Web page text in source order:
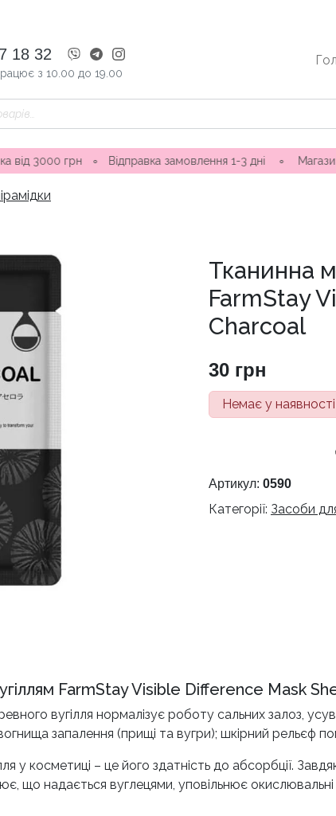
18 32
з 10.00 до 19.00
грн∘Відправка замовлення 1-3 дні ∘ Магазини в
Тканинна
FarmStay
Charcoal
30 грн
Немає у наявності
Артикул: 0590
Категорії: Засоби
FarmStay Visible Difference Mask
вугілля нормалізує роботу сальних залоз,
запалення (прищі та вугри); шкірний рельєф
у косметиці – це його здатність до абсорбції.
що надається вуглецями, уповільнює